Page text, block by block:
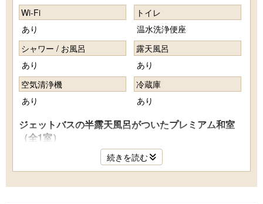
Wi-Fi
あり
トイレ
温水洗浄便座
シャワー / お風呂
あり
露天風呂
あり
空気清浄機
あり
冷蔵庫
あり
ジェットバスの半露天風呂がついたプレミアム和室
（全1室）
広さ74㎡（客室：38㎡ テラス：36㎡）／定員：4名
●部屋：和室
●寝具：布団
続きを読む